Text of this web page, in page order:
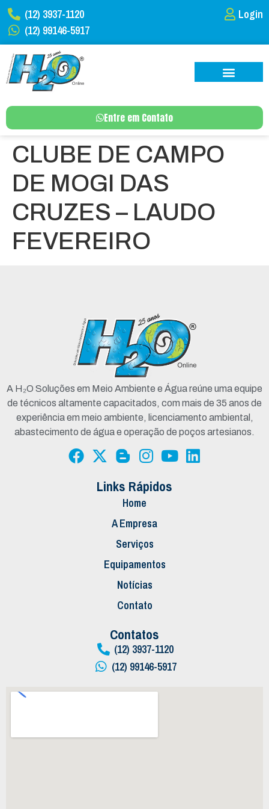
(12) 3937-1120
(12) 99146-5917
Login
Entre em Contato
CLUBE DE CAMPO
DE MOGI DAS
CRUZES – LAUDO
FEVEREIRO
A H₂O Soluções em Meio Ambiente e Água reúne uma equipe
de técnicos altamente capacitados, com mais de 35 anos de
experiência em meio ambiente, licenciamento ambiental,
abastecimento de água e operação de poços artesianos.
Links Rápidos
Home
A Empresa
Serviços
Equipamentos
Notícias
Contato
Contatos
(12) 3937-1120
(12) 99146-5917